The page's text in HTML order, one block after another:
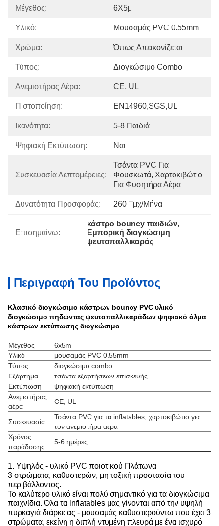
Μέγεθος: 6Χ5μ
Υλικό: Μουσαμάς PVC 0.55mm
Χρώμα: Όπως Απεικονίζεται
Τύπος: Διογκώσιμο Combo
Ανεμιστήρας Αέρα: CE, UL
Πιστοποίηση: EN14960,SGS,UL
Ικανότητα: 5-8 Παιδιά
Ψηφιακή Εκτύπωση: Ναι
Συσκευασία Λεπτομέρειες:
Τσάντα PVC Για
Φουσκωτά, Χαρτοκιβώτιο
Για Φυσητήρα Αέρα
Δυνατότητα Προσφοράς: 260 Τμχ/μήνα
Επισημαίνω:
κάστρο bouncy παιδιών,
Εμπορική διογκώσιμη
ψευτοπαλλικαράς
Περιγραφή Του Προϊόντος
Κλασικό διογκώσιμο κάστρων bouncy PVC υλικό
διογκώσιμο πηδώντας ψευτοπαλλικαράδων ψηφιακό άλμα
κάστρων εκτύπωσης διογκώσιμο
Μέγεθος
6x5m
Υλικό
μουσαμάς PVC 0.55mm
Τύπος
διογκώσιμο combo
Εξάρτημα
τσάντα εξαρτήσεων επισκευής
Εκτύπωση
ψηφιακή εκτύπωση
Ανεμιστήρας
αέρα
CE, UL
Συσκευασία
Τσάντα PVC για τα inflatables, χαρτοκιβώτιο για
τον ανεμιστήρα αέρα
Χρόνος
παράδοσης
5-6 ημέρες
1. Υψηλός - υλικό PVC ποιοτικού Πλάτωνα
3 στρώματα, καθυστερών, μη τοξική προστασία του
περιβάλλοντος.
Το καλύτερο υλικό είναι πολύ σημαντικό για τα διογκώσιμα
παιχνίδια. Όλα τα inflatables μας γίνονται από την υψηλή
πυρκαγιά διάρκειας - μουσαμάς καθυστερούντω που έχει 3
στρώματα, εκείνη η διπλή ντυμένη πλευρά με ένα ισχυρό